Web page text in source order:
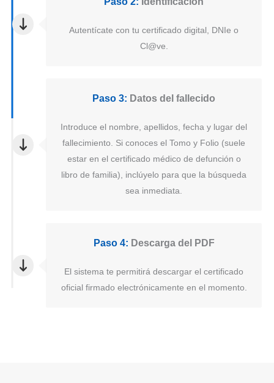
Autentícate con tu certificado digital, DNIe o
Cl@ve.
Paso 3: Datos del fallecido
Introduce el nombre, apellidos, fecha y lugar del
fallecimiento. Si conoces el Tomo y Folio (suele
estar en el certificado médico de defunción o
libro de familia), inclúyelo para que la búsqueda
sea inmediata.
Paso 4: Descarga del PDF
El sistema te permitirá descargar el certificado
oficial firmado electrónicamente en el momento.